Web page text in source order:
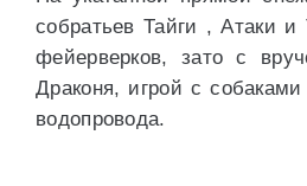
собратьев Тайги , Атаки
фейерверков, зато с
Драконя, игрой с
водопровода.